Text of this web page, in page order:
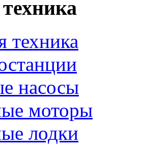
техника
насосы
моторы
лодки